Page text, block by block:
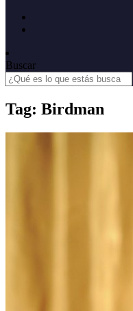
Buscar
Tag: Birdman